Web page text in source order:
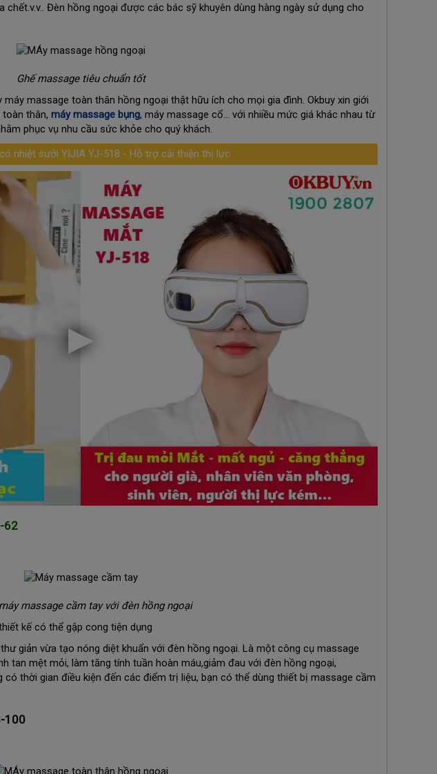
Đèn hồng ngoại được các bác sỹ khuyên dùng hàng ngày sử dụng cho
Ghế massage tiêu chuẩn tốt
massage toàn thân hồng ngoại thật hữu ích cho mọi gia đình. Okbuy xin giới
thân, máy massage bụng, máy massage cổ... với nhiiều mức giá khác nhau từ
phục vụ nhu cầu sức khỏe cho quý khách.
nhiệt sưởi YIJIA YJ-518 - Hỗ trợ cải thiện thị lực
62
massage cầm tay với đèn hồng ngoại
kế có thể gập cong tiện dụng
giản vừa tạo nóng diệt khuẩn với đèn hồng ngoại. Là một công cụ massage
tan mệt mỏi, làm tăng tính tuần hoàn máu,giảm đau với đèn hồng ngoại,
thời gian điều kiện đến các điểm trị liệu, bạn có thể dùng thiết bị massage cầm
100